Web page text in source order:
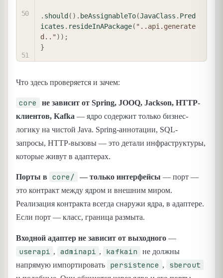
. should ( ) . beAssignableTo(JavaClass . Pred
icates . resideInAPackage( "..api.generate
d..") ) ;
}
Что здесь проверяется и зачем:
core
не зависит от Spring, JOOQ, Jackson, HTTP-
клиентов, Kafka — ядро содержит только бизнес-
логику на чистой Java. Spring-аннотации, SQL-
запросы, HTTP-вызовы — это детали инфраструктуры,
которые живут в адаптерах.
Порты в core/ — только интерфейсы — порт —
это контракт между ядром и внешним миром.
Реализация контракта всегда снаружи ядра, в адаптере.
Если порт — класс, граница размыта.
Входной адаптер не зависит от выходного —
userapi , adminapi , kafkain
не должны
напрямую импортировать
persistence , sberout